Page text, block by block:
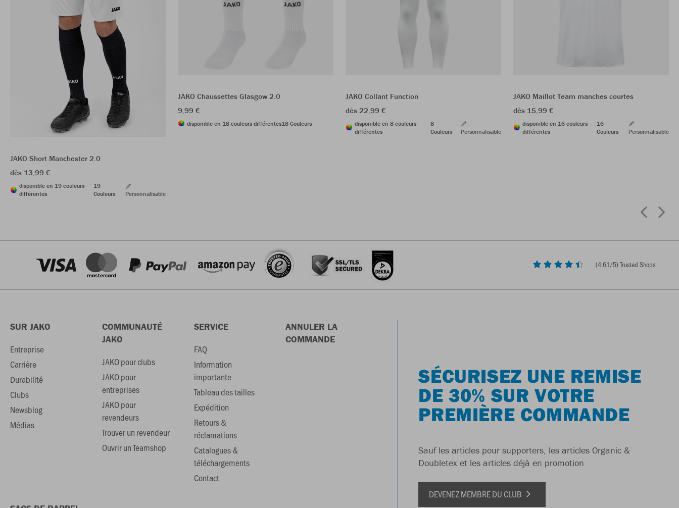
JAKO Short Manchester 2.0
dès 13,99 €
disponible en 19 couleurs
différentes
19
Couleurs
Personnalisable
JAKO Chaussettes Glasgow 2.0
9,99 €
disponible en 18 couleurs différentes18 Couleurs
JAKO Collant Function
dès 22,99 €
disponible en 8 couleurs
différentes
8
Couleurs
Personnalisable
JAKO Maillot Team manches courtes
dès 15,99 €
disponible en 16 couleurs
différentes
16
Couleurs
Personnalisable
(4,61/5) Trusted Shops
SUR JAKO
Entreprise
Carrière
Durabilité
Clubs
Newsblog
Médias
COMMUNAUTÉ
JAKO
JAKO pour clubs
JAKO pour
entreprises
JAKO pour
revendeurs
Trouver un revendeur
Ouvrir un Teamshop
SERVICE
FAQ
Information
importante
Tableau des tailles
Expédition
Retours &
réclamations
Catalogues &
téléchargements
Contact
ANNULER LA
COMMANDE
SÉCURISEZ UNE REMISE
DE 30% SUR VOTRE
PREMIÈRE COMMANDE
Sauf les articles pour supporters, les articles Organic &
Doubletex et les articles déjà en promotion
DEVENEZ MEMBRE DU CLUB